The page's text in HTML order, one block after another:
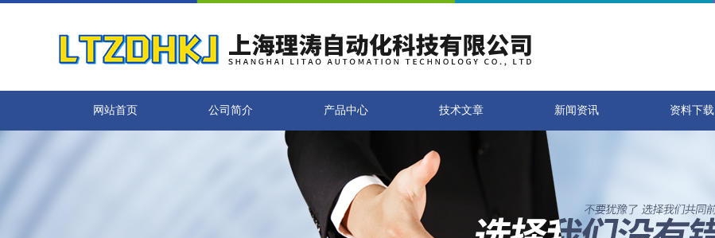
网站首页 公司简介 产品中心 技术文章 新闻资讯 资料下载